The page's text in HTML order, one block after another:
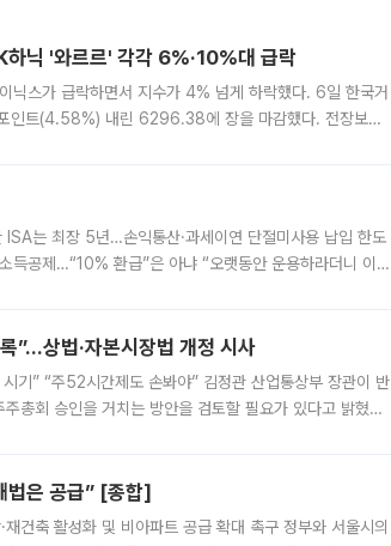
닉 '와르르' 각각 6%·10%대 급락
닉스가 급락하면서 지수가 4% 넘게 하락했다. 6일 한국거
인트(4.58%) 내린 6296.38에 장을 마감했다. 전장보다
는 최장 5년…손익통산·과세이연 단절미사용 납입 한도
공제…“10% 환급”은 아냐 “오랫동안 운용하라더니 이제
”…상법·자본시장법 개정 시사
기” “주52시간제도 손봐야” 김정관 산업통상부 장관이 반
총회 승인을 거치는 방안을 검토할 필요가 있다고 밝혔다.
법은 공급” [종합]
건축 활성화 및 비아파트 공급 확대 촉구 정부와 서울시의